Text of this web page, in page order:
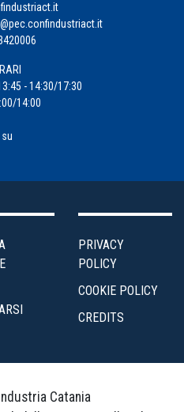
- 14:30/17:30
14:00
PRIVACY
POLICY
COOKIE POLICY
CREDITS
Catania